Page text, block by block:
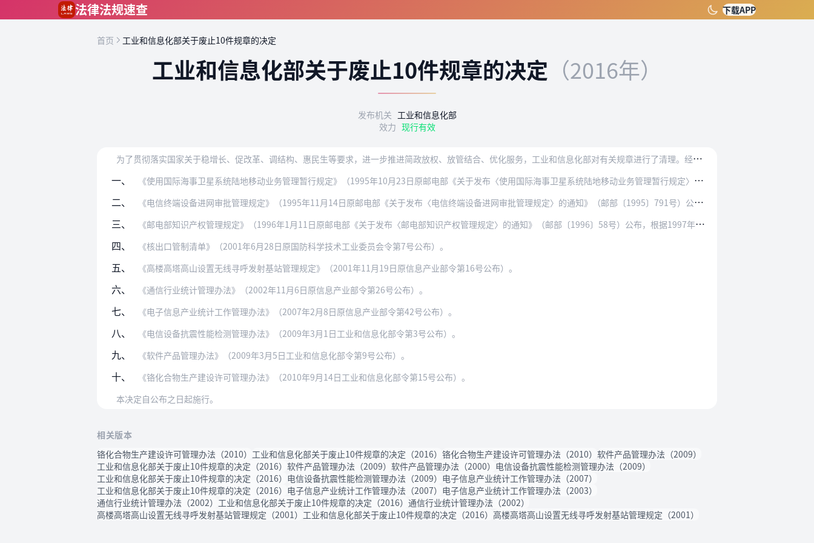
法律法规速查 下载APP
首页 工业和信息化部关于废止10件规章的决定
工业和信息化部关于废止10件规章的决定 （2016年）
发布机关 工业和信息化部
效力 现行有效
为
了贯彻落实国家关于稳增长、促改革、调结构、惠民生等要求，进一步推进简政放权、放管结合、优化服务，工业和信息化部对有关规章进行了清理。经过清理，工业和信息化部决…
一、
《使用国际海事卫星系统陆地移动业务管理暂行规定》（1995年10月23日原邮电部《关于发布〈使用国际海事卫星系统陆地移动业务管理暂行规定〉的通知》（邮部〔199…
二、 《电信终端设备进网审批管理规定》（1995年11月14日原邮电部《关于发布〈电信终端设备进网审批管理规定〉的通知》（邮部〔1995〕791号）公布，根据1997…
三、 《邮电部知识产权管理规定》（1996年1月11日原邮电部《关于发布〈邮电部知识产权管理规定〉的通知》（邮部〔1996〕58号）公布，根据1997年12月18日原…
四、 《核出口管制清单》（2001年6月28日原国防科学技术工业委员会令第7号公布）。
五、 《高楼高塔高山设置无线寻呼发射基站管理规定》（2001年11月19日原信息产业部令第16号公布）。
六、 《通信行业统计管理办法》（2002年11月6日原信息产业部令第26号公布）。
七、 《电子信息产业统计工作管理办法》（2007年2月8日原信息产业部令第42号公布）。
八、 《电信设备抗震性能检测管理办法》（2009年3月1日工业和信息化部令第3号公布）。
九、 《软件产品管理办法》（2009年3月5日工业和信息化部令第9号公布）。
十、
《铬化合物生产建设许可管理办法》（2010年9月14日工业和信息化部令第15号公布）。
本决定自公布之日起施行。
相关版本
铬化合物生产建设许可管理办法（2010） 工业和信息化部关于废止10件规章的决定（2016） 铬化合物生产建设许可管理办法（2010） 软件产品管理办法（2009）
工业和信息化部关于废止10件规章的决定（2016） 软件产品管理办法（2009） 软件产品管理办法（2000） 电信设备抗震性能检测管理办法（2009）
工业和信息化部关于废止10件规章的决定（2016） 电信设备抗震性能检测管理办法（2009） 电子信息产业统计工作管理办法（2007）
工业和信息化部关于废止10件规章的决定（2016） 电子信息产业统计工作管理办法（2007） 电子信息产业统计工作管理办法（2003）
通信行业统计管理办法（2002） 工业和信息化部关于废止10件规章的决定（2016） 通信行业统计管理办法（2002）
高楼高塔高山设置无线寻呼发射基站管理规定（2001） 工业和信息化部关于废止10件规章的决定（2016） 高楼高塔高山设置无线寻呼发射基站管理规定（2001）